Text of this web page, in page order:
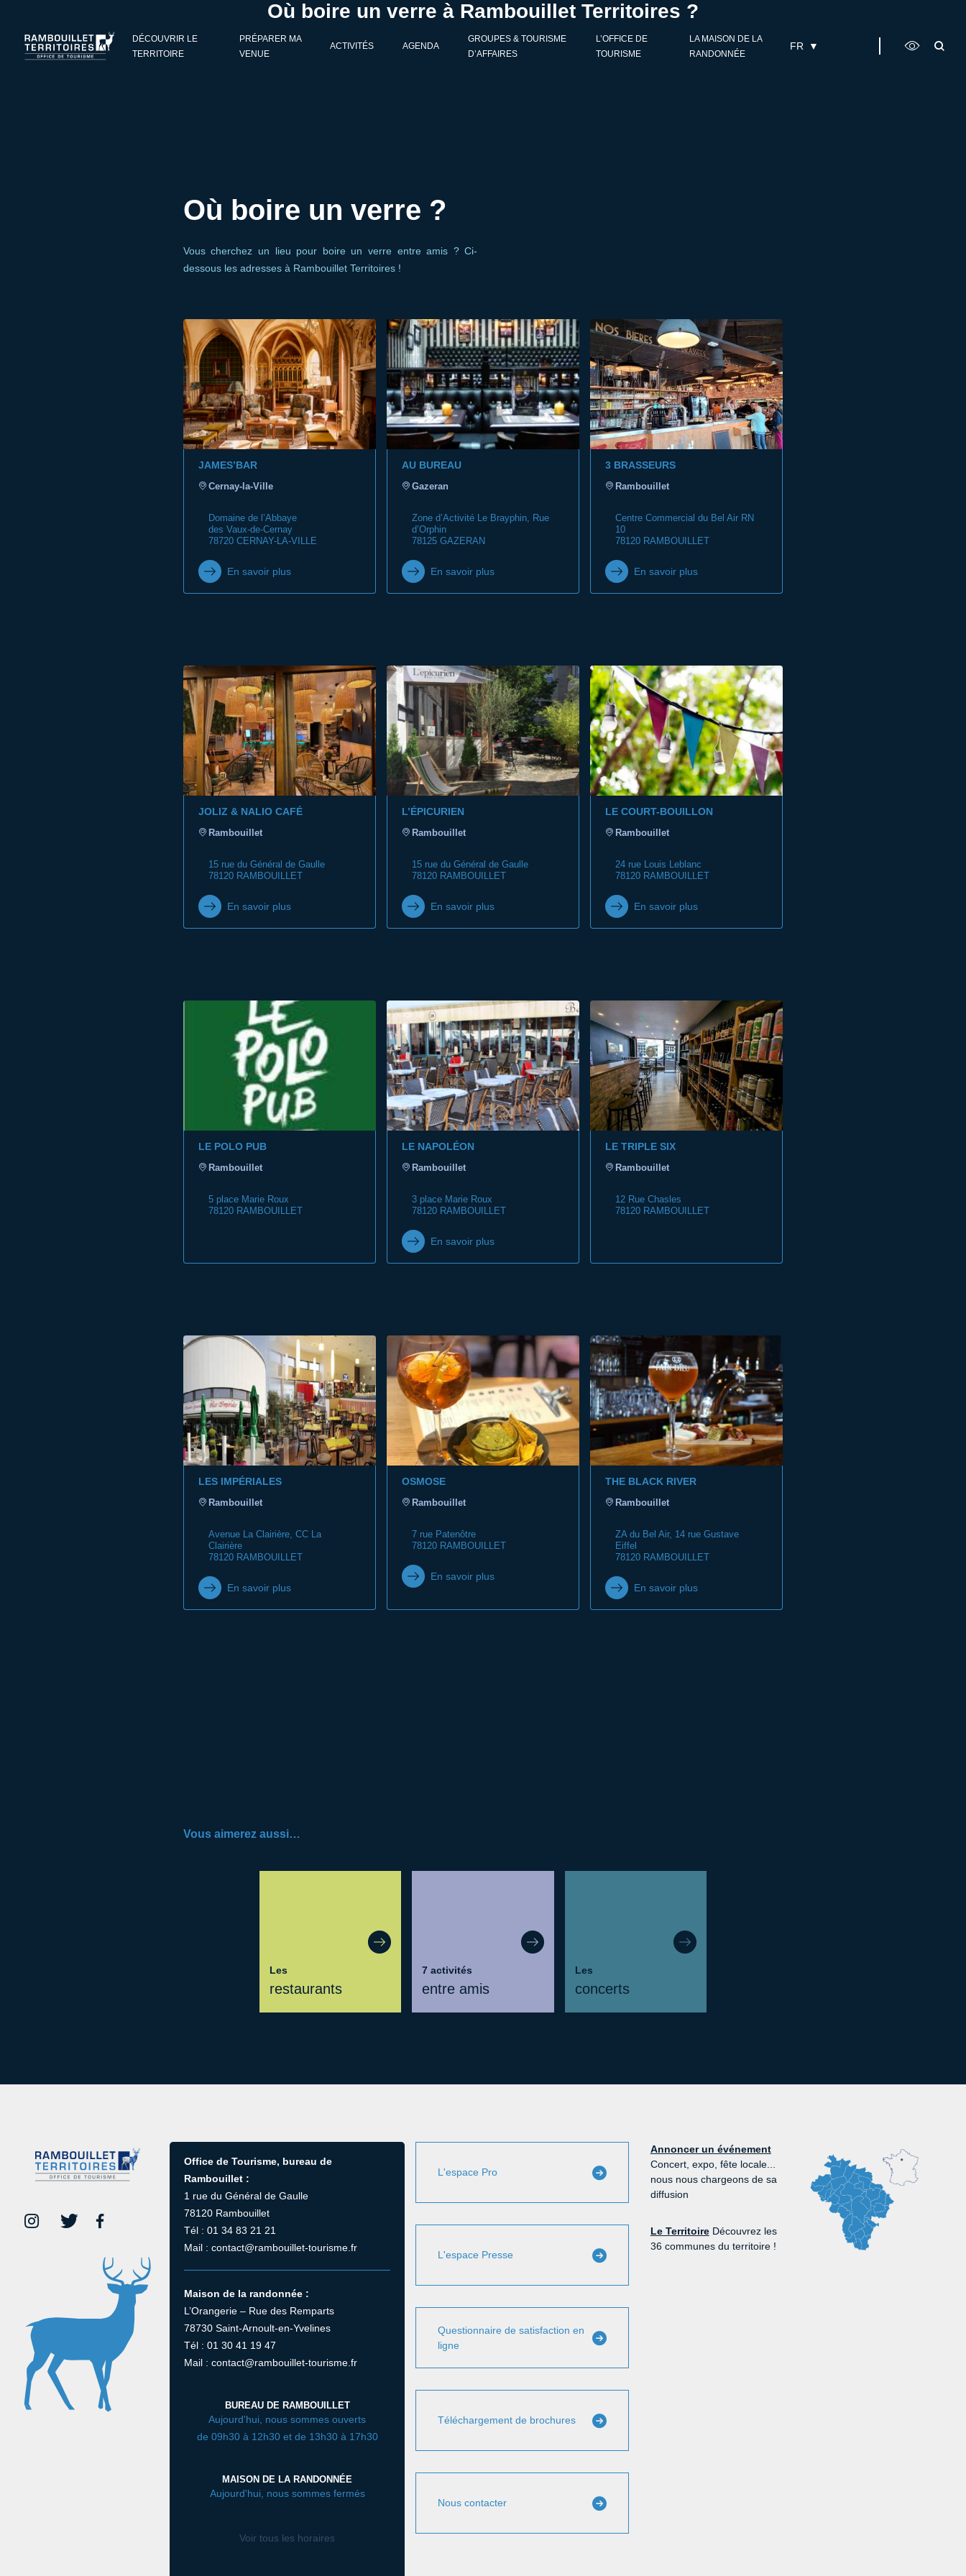
DÉCOUVRIR LE
TERRITOIRE
PRÉPARER MA
VENUE
ACTIVITÉS AGENDA
GROUPES & TOURISME
D’AFFAIRES
L’OFFICE DE
TOURISME
LA MAISON DE LA
RANDONNÉE
FR
Où boire un verre à Rambouillet Territoires ?
Où boire un verre ?
Vous cherchez un lieu pour boire un verre entre amis ? Ci-
dessous les adresses à Rambouillet Territoires !
JAMES’BAR
Cernay-la-Ville
Domaine de l’Abbaye
des Vaux-de-Cernay
78720 CERNAY-LA-VILLE
En savoir plus
AU BUREAU
Gazeran
Zone d’Activité Le Brayphin, Rue
d’Orphin
78125 GAZERAN
En savoir plus
3 BRASSEURS
Rambouillet
Centre Commercial du Bel Air RN
10
78120 RAMBOUILLET
En savoir plus
JOLIZ & NALIO CAFÉ
Rambouillet
15 rue du Général de Gaulle
78120 RAMBOUILLET
En savoir plus
L’ÉPICURIEN
Rambouillet
15 rue du Général de Gaulle
78120 RAMBOUILLET
En savoir plus
LE COURT-BOUILLON
Rambouillet
24 rue Louis Leblanc
78120 RAMBOUILLET
En savoir plus
LE POLO PUB
Rambouillet
5 place Marie Roux
78120 RAMBOUILLET
LE NAPOLÉON
Rambouillet
3 place Marie Roux
78120 RAMBOUILLET
En savoir plus
LE TRIPLE SIX
Rambouillet
12 Rue Chasles
78120 RAMBOUILLET
LES IMPÉRIALES
Rambouillet
Avenue La Clairière, CC La
Clairière
78120 RAMBOUILLET
En savoir plus
OSMOSE
Rambouillet
7 rue Patenôtre
78120 RAMBOUILLET
En savoir plus
THE BLACK RIVER
Rambouillet
ZA du Bel Air, 14 rue Gustave
Eiffel
78120 RAMBOUILLET
En savoir plus
Vous aimerez aussi…
Les
restaurants
7 activités
entre amis
Les
concerts
Office de Tourisme, bureau de
Rambouillet :
1 rue du Général de Gaulle
78120 Rambouillet
Tél : 01 34 83 21 21
Mail : contact@rambouillet-tourisme.fr
Maison de la randonnée :
L’Orangerie – Rue des Remparts
78730 Saint-Arnoult-en-Yvelines
Tél : 01 30 41 19 47
Mail : contact@rambouillet-tourisme.fr
BUREAU DE RAMBOUILLET
Aujourd'hui, nous sommes ouverts
de 09h30 à 12h30 et de 13h30 à 17h30
MAISON DE LA RANDONNÉE
Aujourd'hui, nous sommes fermés
Voir tous les horaires
L'espace Pro
L'espace Presse
Questionnaire de satisfaction en
ligne
Téléchargement de brochures
Nous contacter
Annoncer un événement
Concert, expo, fête locale...
nous nous chargeons de sa
diffusion
Le TerritoireDécouvrez les
36 communes du territoire !